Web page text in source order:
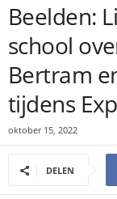
Beelden:
school
Bertram
tijdens
oktober 15, 2022
DELEN